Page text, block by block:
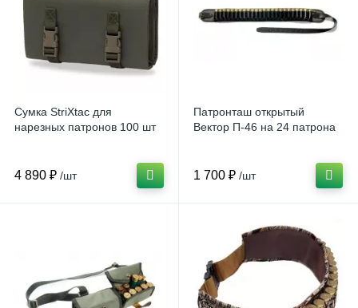
Сумка StriXtac для
нарезных патронов 100 шт
4 890 ₽ /шт
Патронташ открытый
Вектор П-46 на 24 патрона
1 700 ₽ /шт